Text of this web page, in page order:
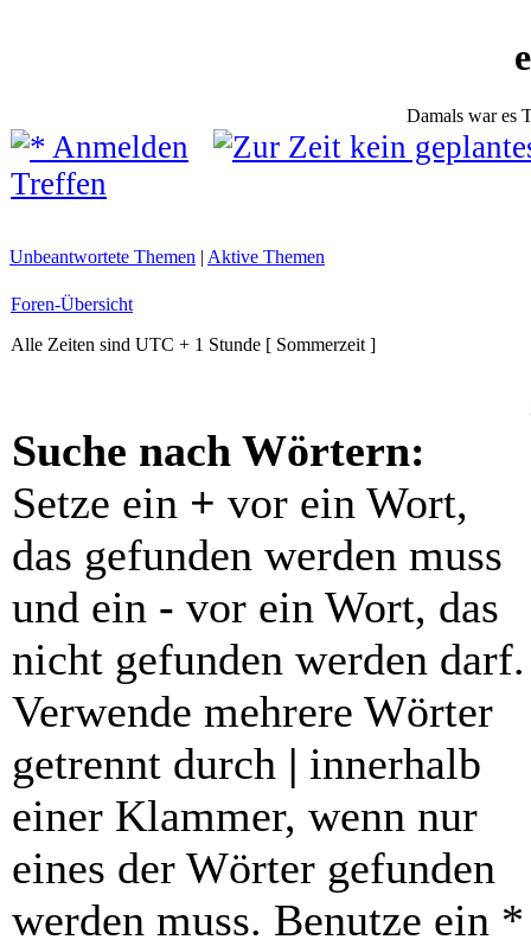
Damals war es
Anmelden
Treffen
Unbeantwortete Themen | Aktive Themen
Foren-Übersicht
Alle Zeiten sind UTC + 1 Stunde [ Sommerzeit ]
Suche nach Wörtern:
Setze ein + vor ein Wort,
das gefunden werden muss
und ein - vor ein Wort, das
nicht gefunden werden darf.
Verwende mehrere Wörter
getrennt durch | innerhalb
einer Klammer, wenn nur
eines der Wörter gefunden
werden muss. Benutze ein *